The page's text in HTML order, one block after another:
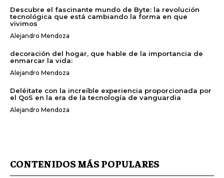
Descubre el fascinante mundo de Byte: la revolución
tecnológica que está cambiando la forma en que
vivimos
Alejandro Mendoza
decoración del hogar, que hable de la importancia de
enmarcar la vida:
Alejandro Mendoza
Deléitate con la increíble experiencia proporcionada por
el QoS en la era de la tecnología de vanguardia
Alejandro Mendoza
CONTENIDOS MÁS POPULARES